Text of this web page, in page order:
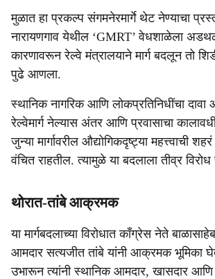
मुळात हा प्रकल्प संगमनेरमार्गे थेट नेण्याचा
नारायणगाव येथील ‘GMRT’ वेधशाळेला
कारणावरून रेल्वे मंत्रालयाने मार्ग बदलून तो
पुढे आणला.
स्थानिक नागरिक आणि लोकप्रतिनिधींचा दावा
रेल्वेमार्ग नेल्यास अंतर आणि प्रवासाचा
जुन्या मार्गावरील औद्योगिकदृष्ट्या महत्त्वाची
वंचित राहतील. त्यामुळे या बदलाला तीव्र
थोरात-तांबे आक्रमक
या मार्गबदलाच्या विरोधात काँग्रेस नेते
आमदार सत्यजीत तांबे यांनी आक्रमक भूमिका
उभारून त्यांनी स्थानिक आमदार, खासदार आणि